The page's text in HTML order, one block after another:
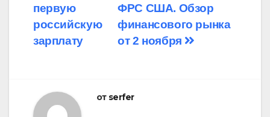
записям
ФРС США. Обзор
финансового рынка
от 2 ноября
первую
российскую
зарплату
от serfer